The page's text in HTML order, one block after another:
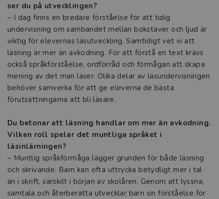
Från språkljud till läsförståelse – så
utvecklas läsningen
När eleverna hjälper varandra växer
lärandet
Evenemang
Kataloger 2026
Beställ provexemplar
Kvalitetssäkrade läromedel
Statsbidrag för inköp av läroböcker och
lärarhandledningar 2026
ser du på utvecklingen?
– I dag finns en bredare förståelse för att tidig
undervisning om sambandet mellan bokstäver och ljud är
viktig för elevernas läsutveckling. Samtidigt vet vi att
läsning är mer än avkodning. För att förstå en text krävs
också språkförståelse, ordförråd och förmågan att skapa
mening av det man läser. Olika delar av läsundervisningen
behöver samverka för att ge eleverna de bästa
förutsättningarna att bli läsare.
Du betonar att läsning handlar om mer än avkodning.
Vilken roll spelar det muntliga språket i
läsinlärningen?
– Muntlig språkförmåga lägger grunden för både läsning
och skrivande. Barn kan ofta uttrycka betydligt mer i tal
än i skrift, särskilt i början av skolåren. Genom att lyssna,
samtala och återberätta utvecklar barn sin förståelse för